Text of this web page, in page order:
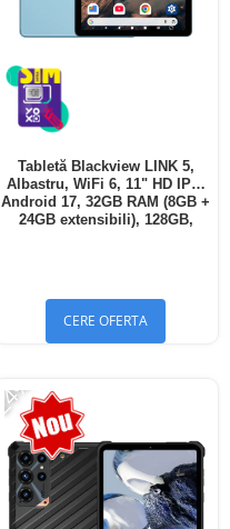
Tabletă Blackview LINK 5,
Albastru, WiFi 6, 11" HD IPS,
Android 17, 32GB RAM (8GB +
24GB extensibili), 128GB,
CERE OFERTA
-24%